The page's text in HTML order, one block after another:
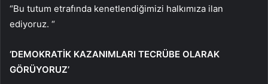
“Bu tutum etrafında kenetlendiğimizi halkımıza ilan
ediyoruz. “
‘DEMOKRATİK KAZANIMLARI TECRÜBE OLARAK
GÖRÜYORUZ’